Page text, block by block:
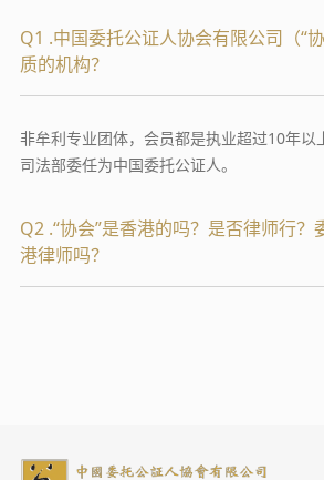
Q1 .中国委托公证人协会有限公司（“
质的机构？
非牟利专业团体，会员都是执业超过10年以
司法部委任为中国委托公证人。
Q2 .“协会”是香港的吗？是否律师行？
港律师吗？